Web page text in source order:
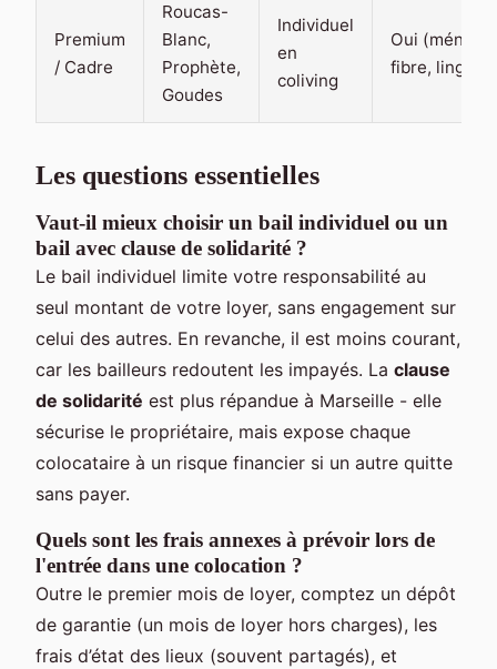
Premium
/ Cadre
Roucas-
Blanc,
Prophète,
Goudes
Individuel
en
coliving
Oui (ménage,
fibre, linge)
Les questions essentielles
Vaut-il mieux choisir un bail individuel ou un
bail avec clause de solidarité ?
Le bail individuel limite votre responsabilité au
seul montant de votre loyer, sans engagement sur
celui des autres. En revanche, il est moins courant,
car les bailleurs redoutent les impayés. La clause
de solidarité est plus répandue à Marseille - elle
sécurise le propriétaire, mais expose chaque
colocataire à un risque financier si un autre quitte
sans payer.
Quels sont les frais annexes à prévoir lors de
l'entrée dans une colocation ?
Outre le premier mois de loyer, comptez un dépôt
de garantie (un mois de loyer hors charges), les
frais d’état des lieux (souvent partagés), et